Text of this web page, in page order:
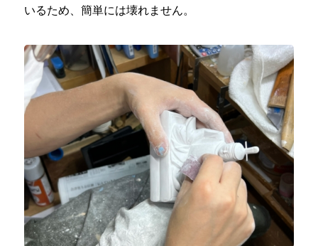
いるため、簡単には壊れません。